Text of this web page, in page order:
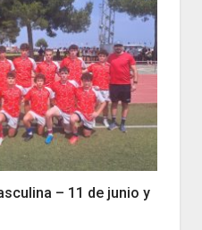
– 11 de junio y